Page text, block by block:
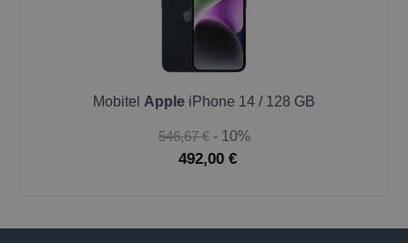
Mobitel Apple iPhone 14 / 128 GB
546,67 € - 10%
492,00 €